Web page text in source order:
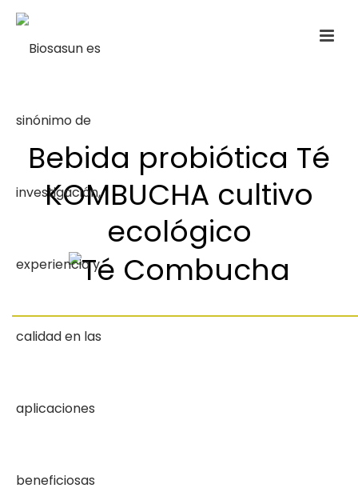
Bebida probiótica Té
KOMBUCHA cultivo
ecológico